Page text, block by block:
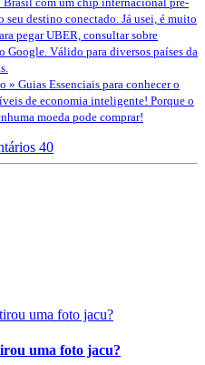
seu destino conectado. Já usei, é muito
pegar UBER, consultar sobre
Google. Válido para diversos países da
» Guias Essenciais para conhecer o
de economia inteligente! Porque o
moeda pode comprar!
40
uma foto jacu?